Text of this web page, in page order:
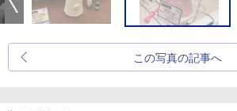
この写真の記事へ